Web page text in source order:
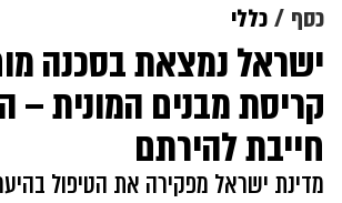
כסף כללי
ישראל נמצאת בסכנה
קריסת מבנים המונית –
חייבת להירתם
מדינת ישראל מפקירה את הטיפול